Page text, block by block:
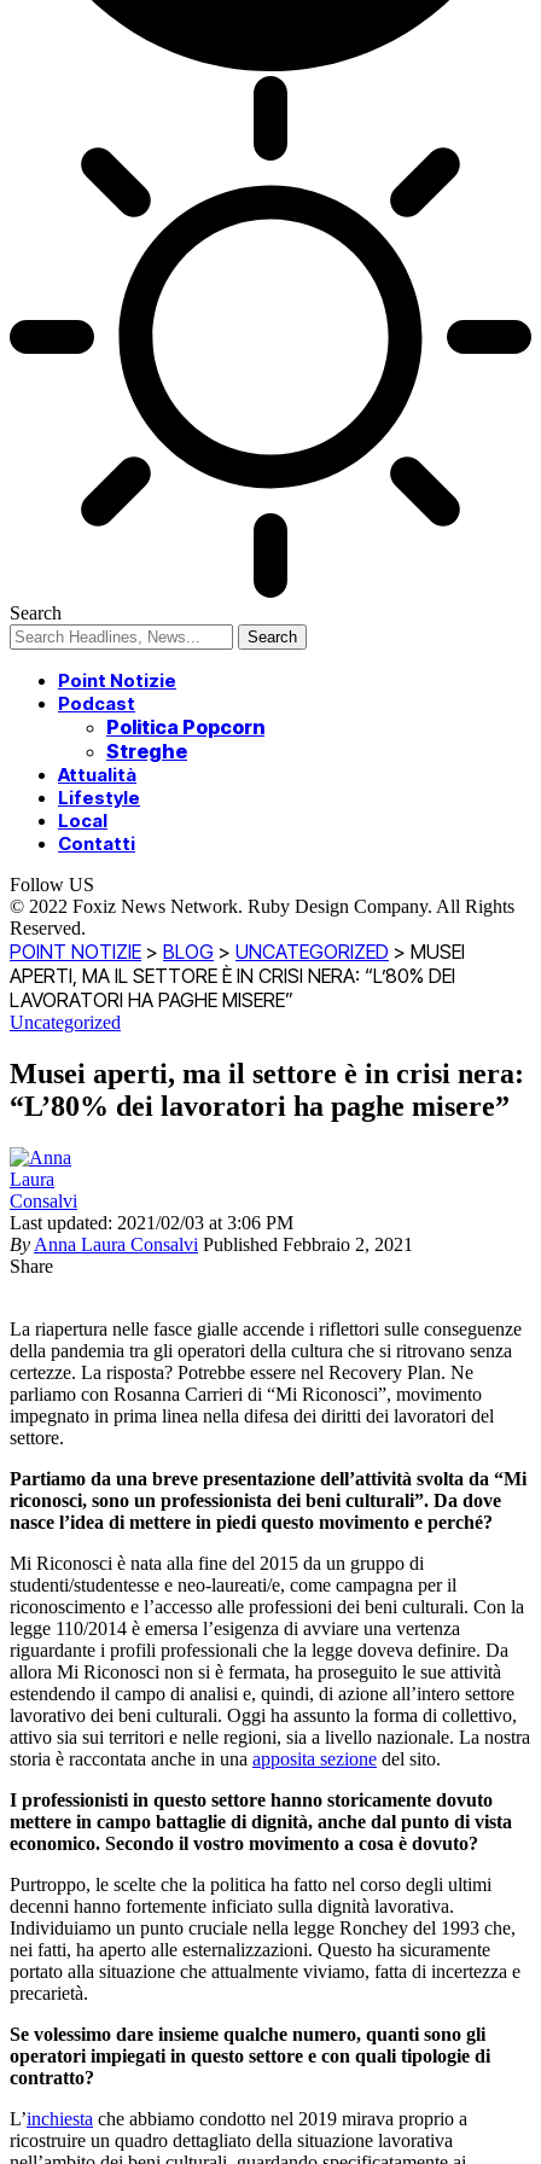
Search
Point Notizie
Podcast
Politica Popcorn
Streghe
Attualità
Lifestyle
Local
Contatti
Follow US
© 2022 Foxiz News Network. Ruby Design Company. All Rights
Reserved.
POINT NOTIZIE > BLOG > UNCATEGORIZED > MUSEI
APERTI, MA IL SETTORE È IN CRISI NERA: “L’80% DEI
LAVORATORI HA PAGHE MISERE”
Uncategorized
Musei aperti, ma il settore è in crisi nera:
“L’80% dei lavoratori ha paghe misere”
Last updated: 2021/02/03 at 3:06 PM
By Anna Laura Consalvi Published Febbraio 2, 2021
Share
La riapertura nelle fasce gialle accende i riflettori sulle conseguenze
della pandemia tra gli operatori della cultura che si ritrovano senza
certezze. La risposta? Potrebbe essere nel Recovery Plan. Ne
parliamo con Rosanna Carrieri di “Mi Riconosci”, movimento
impegnato in prima linea nella difesa dei diritti dei lavoratori del
settore.
Partiamo da una breve presentazione dell’attività svolta da “Mi
riconosci, sono un professionista dei beni culturali”. Da dove
nasce l’idea di mettere in piedi questo movimento e perché?
Mi Riconosci è nata alla fine del 2015 da un gruppo di
studenti/studentesse e neo-laureati/e, come campagna per il
riconoscimento e l’accesso alle professioni dei beni culturali. Con la
legge 110/2014 è emersa l’esigenza di avviare una vertenza
riguardante i profili professionali che la legge doveva definire. Da
allora Mi Riconosci non si è fermata, ha proseguito le sue attività
estendendo il campo di analisi e, quindi, di azione all’intero settore
lavorativo dei beni culturali. Oggi ha assunto la forma di collettivo,
attivo sia sui territori e nelle regioni, sia a livello nazionale. La nostra
storia è raccontata anche in una apposita sezione del sito.
I professionisti in questo settore hanno storicamente dovuto
mettere in campo battaglie di dignità, anche dal punto di vista
economico. Secondo il vostro movimento a cosa è dovuto?
Purtroppo, le scelte che la politica ha fatto nel corso degli ultimi
decenni hanno fortemente inficiato sulla dignità lavorativa.
Individuiamo un punto cruciale nella legge Ronchey del 1993 che,
nei fatti, ha aperto alle esternalizzazioni. Questo ha sicuramente
portato alla situazione che attualmente viviamo, fatta di incertezza e
precarietà.
Se volessimo dare insieme qualche numero, quanti sono gli
operatori impiegati in questo settore e con quali tipologie di
contratto?
L’inchiesta che abbiamo condotto nel 2019 mirava proprio a
ricostruire un quadro dettagliato della situazione lavorativa